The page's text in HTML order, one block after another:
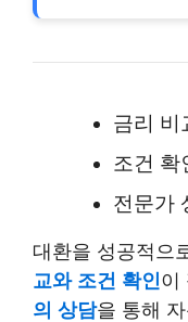
금리 비
조건 확
전문가
대환을 성공적으
교와 조건 확인이
의 상담을 통해